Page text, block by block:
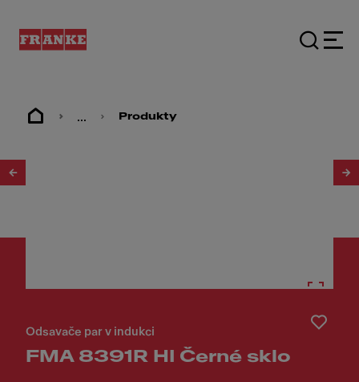
... Produkty
Odsavače par v indukci
FMA 8391R HI Černé sklo